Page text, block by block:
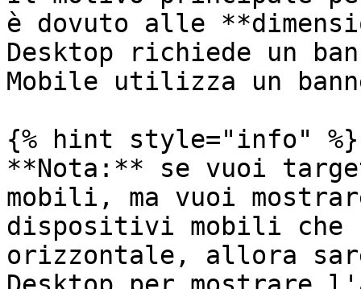
è dovuto alle
Desktop richiede un
Mobile utilizza un
{% hint style="info" %}
**Nota:** se vuoi
mobili, ma vuoi
dispositivi mobili che
orizzontale, allora